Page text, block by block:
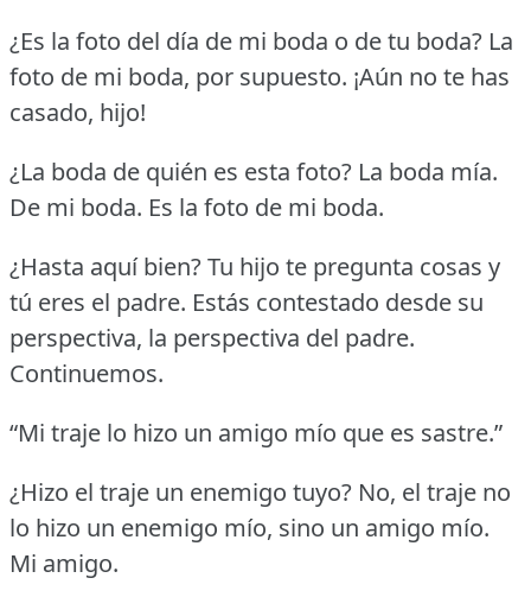
¿Es la foto del día de mi boda o de tu boda? La
foto de mi boda, por supuesto. ¡Aún no te has
casado, hijo!
¿La boda de quién es esta foto? La boda mía.
De mi boda. Es la foto de mi boda.
¿Hasta aquí bien?Tu hijo te pregunta cosas y
tú eres el padre. Estás contestado desde su
perspectiva, la perspectiva del padre.
Continuemos.
“Mi traje lo hizo un amigo mío que es sastre.”
¿Hizo el traje un enemigo tuyo? No, el traje no
lo hizo un enemigo mío, sino un amigo mío.
Mi amigo.